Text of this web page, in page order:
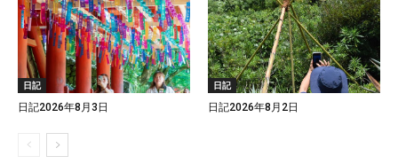
日記
日記2026年8月3日
日記
日記2026年8月2日